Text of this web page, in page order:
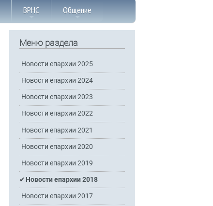
ВРНС Общение
Меню раздела
Новости епархии 2025
Новости епархии 2024
Новости епархии 2023
Новости епархии 2022
Новости епархии 2021
Новости епархии 2020
Новости епархии 2019
Новости епархии 2018
Новости епархии 2017